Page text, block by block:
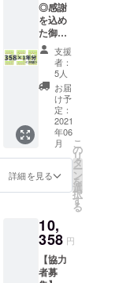
ます。
くださ
い。 ※
リター
ンは
2021年
6月から
順次お
届けを
開始し
ていき
ます。
セッ
ト」
1kg×5
袋 2021
年秋に
収穫さ
れた新
米とし
て、こ
しひか
り・ミ
ルキー
クイー
ン・ひ
ぶ・つ
きあか
類を1㎏
ずつお
◎感謝
を込め
た御礼
のお手
紙
◎358研
究会
会員証
（応援
してく
ださる
皆さん
は358研
究員で
す！）
マル
「358」
1年分
（24
袋） ※
支援
者：
5人
お届
け予
定：
2021
年06
月
詳細を見る
こ
の
リ
タ
ー
ン
を
選
択
す
る
10,
358 円
【協力
者募